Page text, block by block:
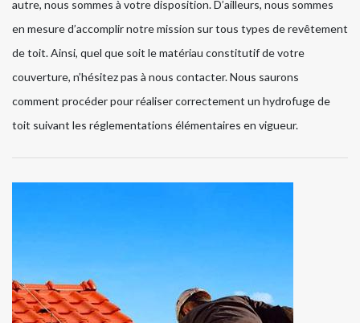
autre, nous sommes à votre disposition. D’ailleurs, nous sommes
en mesure d’accomplir notre mission sur tous types de revêtement
de toit. Ainsi, quel que soit le matériau constitutif de votre
couverture, n’hésitez pas à nous contacter. Nous saurons
comment procéder pour réaliser correctement un hydrofuge de
toit suivant les réglementations élémentaires en vigueur.